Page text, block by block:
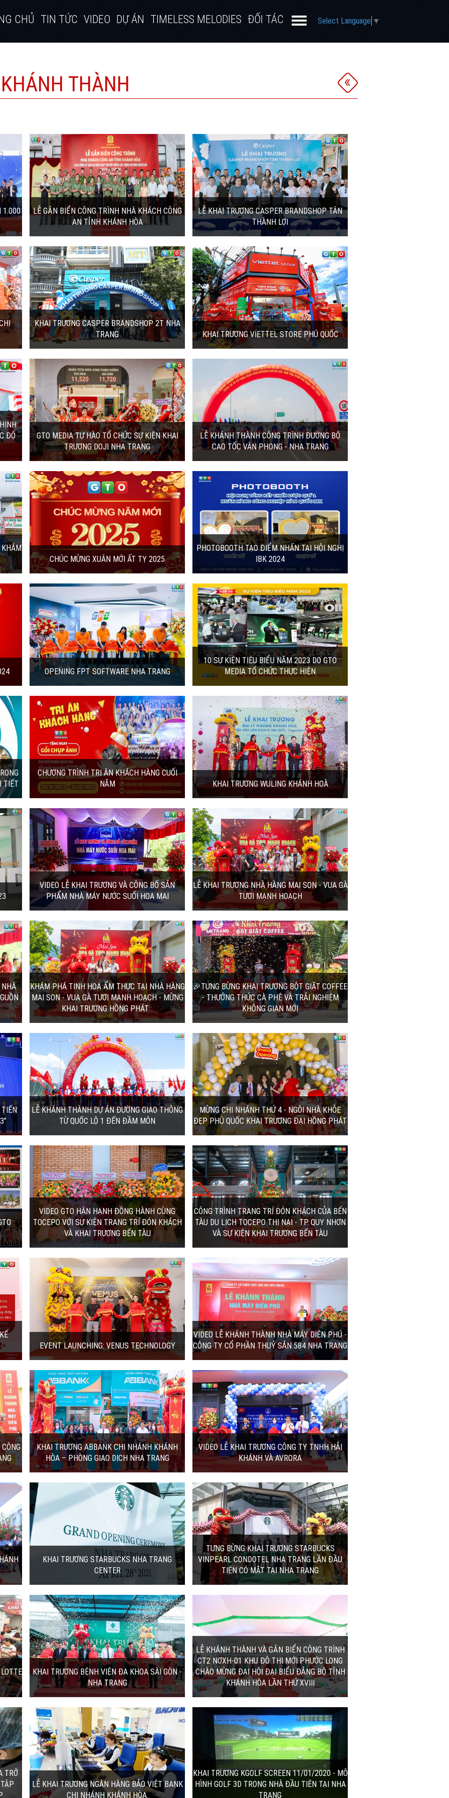
CHỦ TIN TỨC VIDEO DỰ ÁN TIMELESS MELODIES ĐỐI TÁC Select Language ▼
THÀNH
Tuệ
Lễ
LỄ KHAI TRƯƠNG CASPER BRANDSHOP
TÂN THÀNH LỢI
Ngày 26/03/2026, Casper Brandshop Tân
Thành Lợi đã chính thức khai trương tại
Khánh Hòa. Cùng GTO...
28/03/2026 | 10:53:00
2T
Phù
KHAI TRƯƠNG VIETTEL STORE PHÚ QUỐC
Sáng ngày 29.01.2026, Viettel Store chính
thức khai trương chi nhánh mới tại 331
Nguyễn Trung Trực...
02/02/2026 | 11:20:00
LỄ KHÁNH THÀNH CÔNG TRÌNH ĐƯỜNG BỘ
CAO TỐC VÂN PHONG - NHA...
Sáng 19.4.2025 đã diễn ra LỄ KHỞI CÔNG,
KHÁNH THÀNH CÁC CÔNG TRÌNH, DỰ ÁN
CHÀO MỪNG KỶ NIỆM 50 NĂM...
25/04/2025 | 2:45:00
ẤT
PHOTOBOOTH TẠO ĐIỂM NHẤN TẠI HỘI
NGHỊ IBK 2024
Hãy cùng GTOMedia nhìn lại những hình
ảnh thực tế của photobooth tại Hội nghị
tổng kết...
12/05/2024 | 9:25:40
10 SỰ KIỆN TIÊU BIỂU NĂM 2023 DO GTO
MEDIA TỔ CHỨC THỰC HIỆN
Hãy cùng GTO Media điểm qua 10 SỰ KIỆN
TIÊU BIỂU mà chúng tôi đã tổ chức thực
hiện trong năm 2023.
29/12/2023 | 5:13:44
KHAI TRƯƠNG WULING KHÁNH HOÀ
Sáng ngày 9/11/2023, Wuling Khánh Hoà
đã chính thức khai trương tại địa chỉ 777 –
779 Đường 23/10,...
10/11/2023 | 7:14:00
Mai
với
LỄ KHAI TRƯƠNG NHÀ HÀNG MAI SON -
VUA GÀ TƯƠI MẠNH HOẠCH
🥳 Cùng #GTOMedia nhìn lại khoảnh khắc
chính thức đi vào hoạt động của Nhà hàng
Mai Son - Vua...
15/06/2023 | 9:48:00
thức
🎉TƯNG BỪNG KHAI TRƯƠNG BỘT GIẶT
COFFEE - THƯỞNG THỨC CÀ...
Sáng ngày 13/05/2023, Bột giặt Coffee -
Nhượng quyền thương hiệu cà phê Mê
Trang đã chính thức...
15/05/2023 | 11:22:00
và
MỪNG CHI NHÁNH THỨ 4 - NGÔI NHÀ
KHỎE ĐẸP PHÚ QUỐC KHAI...
MỪNG CHI NHÁNH THỨ 4 - NGÔI NHÀ KHỎE
ĐẸP PHÚ QUỐC KHAI TRƯƠNG ĐẠI HỒNG
PHÁT
04/01/2023 | 9:20:53
với
CÔNG TRÌNH TRANG TRÍ ĐÓN KHÁCH CỦA
BẾN TÀU DU LỊCH TOCEPO...
Hoàn thành công trình trang trí đón khách
của Bến tàu du lịch Tocepo Thị Nại - Tp.
Quy Nhơn và sự...
22/12/2022 | 7:44:14
VIDEO LỄ KHÁNH THÀNH NHÀ MÁY DIÊN
PHÚ - CÔNG TY CỔ PHẦN THUỶ...
Lễ Khánh thành Nhà máy Diên Phú – Công
ty Cổ phần Thủy sản 584 Nha Trang diễn ra
vào ngày...
13/05/2022 | 2:46:00
Bình
VIDEO LỄ KHAI TRƯƠNG CÔNG TY TNHH
HẢI KHÁNH VÀ AVRORA
Ngày 2/3/2022, tại số 9, đường 2-4, TP. Nha
Trang đã diễn ra lễ khai trương Công ty
TNHH Hải Khánh...
31/10/2022 | 4:09:19
TƯNG BỪNG KHAI TRƯƠNG STARBUCKS
VINPEARL CONDOTEL NHA TRANG...
Sáng ngày 27.4, Thương hiệu Starbucks
chính thức có mặt lần đầu tiên tại thành
phố biển Nha Trang...
27/04/2021 | 9:30:00
khoa
đi
LỄ KHÁNH THÀNH VÀ GẮN BIỂN CÔNG
TRÌNH CT2 NƠXH-01 KHU ĐÔ THI...
Ngày 16-8-2020, tại Khu đô thị mới Phước
Long (phường Phước Long, TP. Nha Trang),
Tổng công ty đầu...
17/08/2020 | 8:52:00
KHAI TRƯƠNG KGOLF SCREEN 11/01/2020
- MÔ HÌNH GOLF 3D TRONG...
K Golf Screen - Sân golf 3D trong nhà đã có
mặt tại Nha Trang
11/01/2020 | 11:45:00